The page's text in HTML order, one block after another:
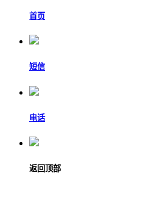
首页
短信
电话
返回顶部